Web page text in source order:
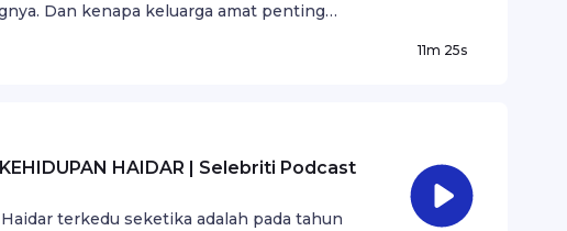
Dan kenapa keluarga amat penting
11m 25s
HAIDAR | Selebriti Podcast
terkedu seketika adalah pada tahun